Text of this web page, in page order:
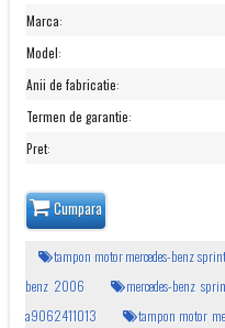
Marca:
Model:
Anii de fabricatie:
Termen de garantie:
Pret:
Cumpara
tampon motor mercedes-benz
benz 2006
mercedes-benz
a9062411013
tampon motor